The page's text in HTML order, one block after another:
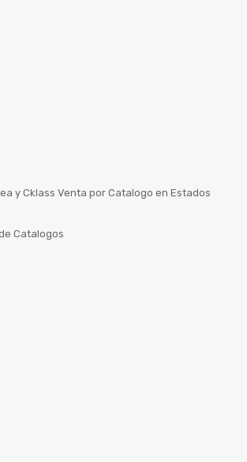
y Cklass Venta por Catalogo en Estados
Catalogos